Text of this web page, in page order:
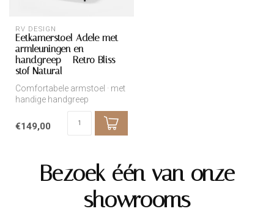
RV DESIGN
Eetkamerstoel Adele met
armleuningen en
handgreep – Retro Bliss
stof Natural
Comfortabele armstoel · met
handige handgreep
€149,00
Bezoek één van onze
showrooms